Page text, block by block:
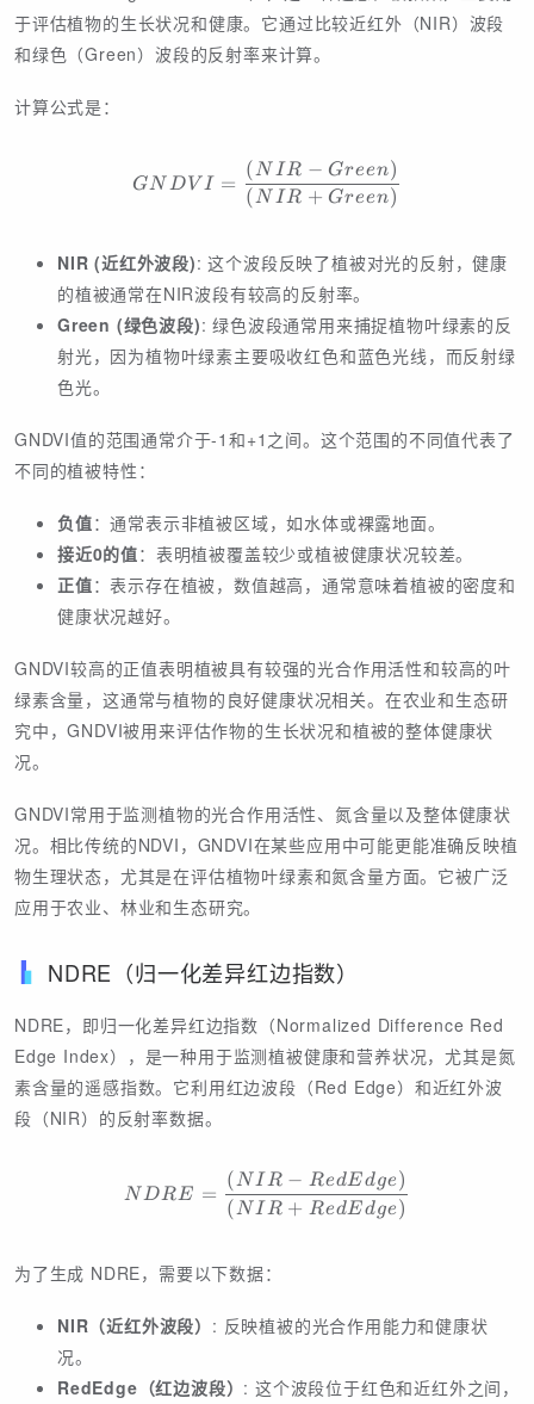
于评估植物的生长状况和健康。它通过比较近红外（NIR）波段
和绿色（Green）波段的反射率来计算。
计算公式是：
GNDVI = \frac{(NIR -
GNDV I =
(N IR + Green)
(N IR − Green)
NIR (近红外波段): 这个波段反映了植被对光的反射，健康
的植被通常在NIR波段有较高的反射率。
Green (绿色波段): 绿色波段通常用来捕捉植物叶绿素的反
射光，因为植物叶绿素主要吸收红色和蓝色光线，而反射绿
色光。
GNDVI值的范围通常介于-1和+1之间。这个范围的不同值代表了
不同的植被特性：
负值：通常表示非植被区域，如水体或裸露地面。
接近0的值：表明植被覆盖较少或植被健康状况较差。
正值：表示存在植被，数值越高，通常意味着植被的密度和
健康状况越好。
GNDVI较高的正值表明植被具有较强的光合作用活性和较高的叶
绿素含量，这通常与植物的良好健康状况相关。在农业和生态研
究中，GNDVI被用来评估作物的生长状况和植被的整体健康状
况。
GNDVI常用于监测植物的光合作用活性、氮含量以及整体健康状
况。相比传统的NDVI，GNDVI在某些应用中可能更能准确反映植
物生理状态，尤其是在评估植物叶绿素和氮含量方面。它被广泛
应用于农业、林业和生态研究。
NDRE（归一化差异红边指数）
NDRE，即归一化差异红边指数（Normalized Difference Red
Edge Index），是一种用于监测植被健康和营养状况，尤其是氮
素含量的遥感指数。它利用红边波段（Red Edge）和近红外波
段（NIR）的反射率数据。
NDRE = \frac{(NIR -
NDRE =
(NIR + RedEdge)
(N IR − RedEdge)
为了生成 NDRE，需要以下数据：
NIR（近红外波段） : 反映植被的光合作用能力和健康状
况。
RedEdge（红边波段） : 这个波段位于红色和近红外之间，